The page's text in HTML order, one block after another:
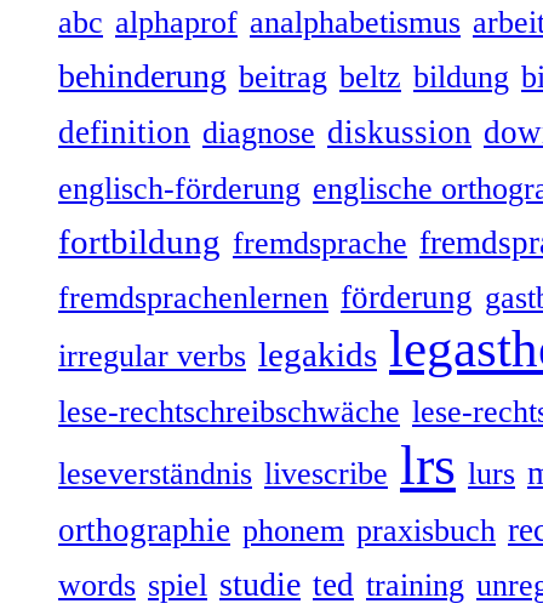
abc alphaprof analphabetismus
behinderung beitrag beltz bildung
definition diagnose diskussion
englisch-förderung englische
fortbildung fremdsprache
fremdsprachenlernen förderung
irregular verbs legakids
lese-rechtschreibschwäche lese-
leseverständnis livescribe lrs lurs
orthographie phonem praxisbuch
words spiel studie ted training